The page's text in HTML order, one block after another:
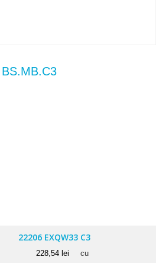
22206 EXQW33 C3
228,54 lei
cu